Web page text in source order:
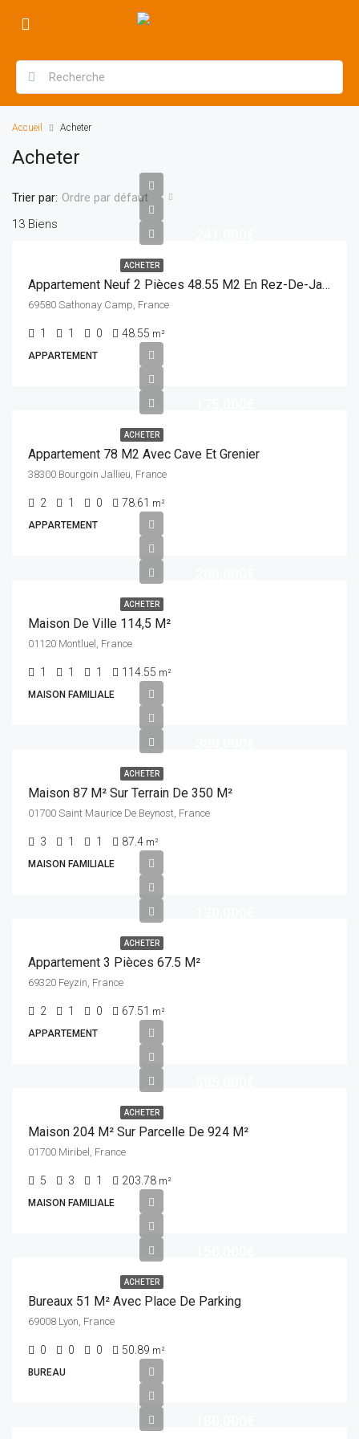
Accueil Acheter
Acheter
13 Biens
Trier par: Ordre par défaut
ACHETER
Appartement Neuf 2 Pièces 48.55 M2 En Rez-De-Jardin
69580 Sathonay Camp, France
1 1 0 48.55 m²
APPARTEMENT
ACHETER
Appartement 78 M2 Avec Cave Et Grenier
38300 Bourgoin Jallieu, France
2 1 0 78.61 m²
APPARTEMENT
ACHETER
Maison De Ville 114,5 M²
01120 Montluel, France
1 1 1 114.55 m²
MAISON FAMILIALE
ACHETER
Maison 87 M² Sur Terrain De 350 M²
01700 Saint Maurice De Beynost, France
3 1 1 87.4 m²
MAISON FAMILIALE
ACHETER
Appartement 3 Pièces 67.5 M²
69320 Feyzin, France
2 1 0 67.51 m²
APPARTEMENT
ACHETER
Maison 204 M² Sur Parcelle De 924 M²
01700 Miribel, France
5 3 1 203.78 m²
MAISON FAMILIALE
ACHETER
Bureaux 51 M² Avec Place De Parking
69008 Lyon, France
0 0 0 50.89 m²
BUREAU